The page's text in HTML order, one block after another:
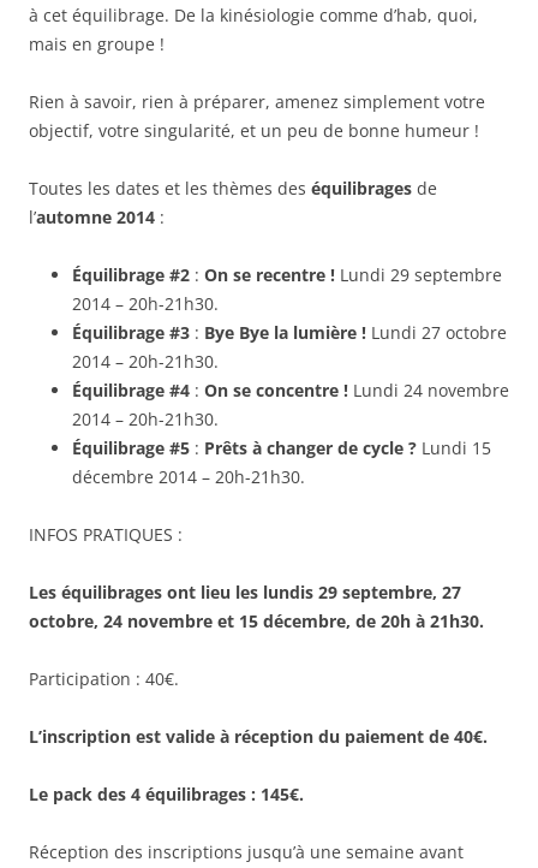
à cet équilibrage. De la kinésiologie comme d’hab, quoi,
mais en groupe !
Rien à savoir, rien à préparer, amenez simplement votre
objectif, votre singularité, et un peu de bonne humeur !
Toutes les dates et les thèmes des équilibrages de
l’automne 2014 :
Équilibrage #2 : On se recentre ! Lundi 29 septembre
2014 – 20h-21h30.
Équilibrage #3 : Bye Bye la lumière ! Lundi 27 octobre
2014 – 20h-21h30.
Équilibrage #4 : On se concentre ! Lundi 24 novembre
2014 – 20h-21h30.
Équilibrage #5 : Prêts à changer de cycle ? Lundi 15
décembre 2014 – 20h-21h30.
INFOS PRATIQUES :
Les équilibrages ont lieu les lundis 29 septembre, 27
octobre, 24 novembre et 15 décembre, de 20h à 21h30.
Participation : 40€.
L’inscription est valide à réception du paiement de 40€.
Le pack des 4 équilibrages : 145€.
Réception des inscriptions jusqu’à une semaine avant